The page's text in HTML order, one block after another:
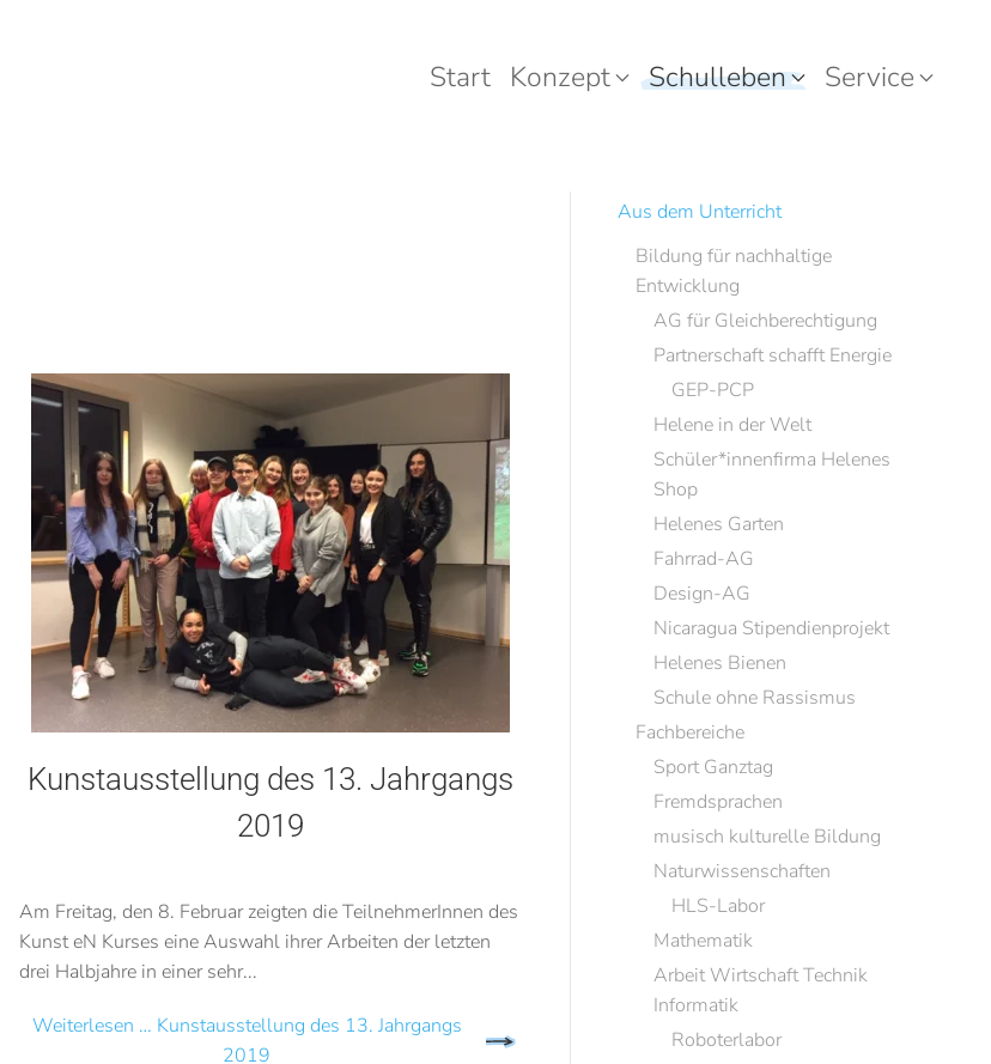
Start Konzept Schulleben Service
Kunstausstellung des 13. Jahrgangs
2019
Am Freitag, den 8. Februar zeigten die TeilnehmerInnen des
Kunst eN Kurses eine Auswahl ihrer Arbeiten der letzten
drei Halbjahre in einer sehr...
Weiterlesen … Kunstausstellung des 13. Jahrgangs
2019
Aus dem Unterricht
Bildung für nachhaltige
Entwicklung
AG für Gleichberechtigung
Partnerschaft schafft Energie
GEP-PCP
Helene in der Welt
Schüler*innenfirma Helenes
Shop
Helenes Garten
Fahrrad-AG
Design-AG
Nicaragua Stipendienprojekt
Helenes Bienen
Schule ohne Rassismus
Fachbereiche
Sport Ganztag
Fremdsprachen
musisch kulturelle Bildung
Naturwissenschaften
HLS-Labor
Mathematik
Arbeit Wirtschaft Technik
Informatik
Roboterlabor